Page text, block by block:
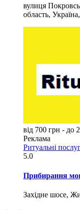
вулиця
область,
від 700 грн - до
Реклама
Ритуальні
5.0
Прибирання
Західне шосе,